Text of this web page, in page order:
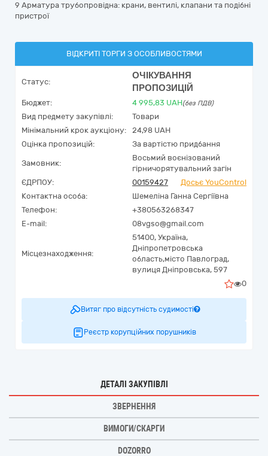
9 Арматура трубопровідна: крани, вентилі, клапани та подібні
пристрої
ВІДКРИТІ ТОРГИ З ОСОБЛИВОСТЯМИ
Статус:
ОЧІКУВАННЯ
ПРОПОЗИЦІЙ
Бюджет: 4 995,83 UAH(без ПДВ)
Вид предмету закупівлі:
Товари
Мінімальний крок аукціону:
24,98 UAH
Оцінка пропозицій:
За вартістю придбання
Замовник:
Восьмий воєнізований
гірничорятувальний загін
ЄДРПОУ:
00159427
Досьє YouControl
Контактна особа:
Шемеліна Ганна Сергіївна
Телефон:
+380563268347
E-mail:
08vgso@gmail.com
Місцезнаходження:
51400, Україна,
Дніпропетровська
область,місто Павлоград,
вулиця Дніпровська, 597
0
Витяг про відсутність судимості
Реєстр корупційних порушників
ДЕТАЛІ ЗАКУПІВЛІ
ЗВЕРНЕННЯ
ВИМОГИ/СКАРГИ
DOZORRO